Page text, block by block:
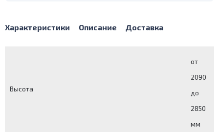
Характеристики Описание Доставка
Высота
от
2090
до
2850
мм